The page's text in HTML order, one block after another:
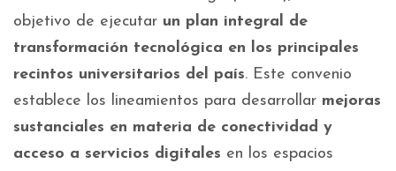
objetivo de ejecutar un plan integral de
transformación tecnológica en los principales
recintos universitarios del país. Este convenio
establece los lineamientos para desarrollar mejoras
sustanciales en materia de conectividad y
acceso a servicios digitales en los espacios